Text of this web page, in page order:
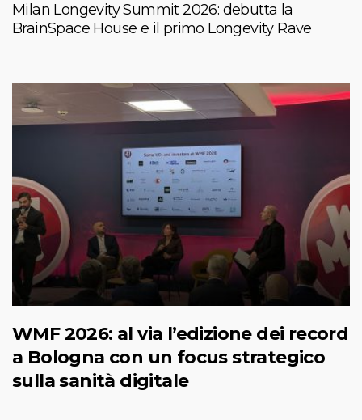
Milan Longevity Summit 2026: debutta la
BrainSpace House e il primo Longevity Rave
WMF 2026: al via l’edizione dei record
a Bologna con un focus strategico
sulla sanità digitale